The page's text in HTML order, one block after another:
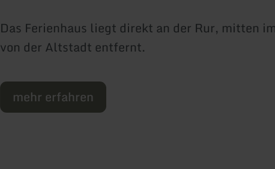
Das Ferienhaus liegt direkt an der Rur, mitten
von der Altstadt entfernt.
mehr erfahren